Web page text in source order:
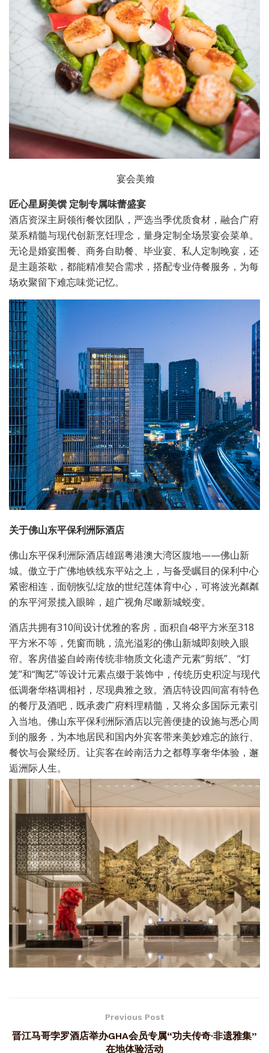
宴会美飨
匠心星厨美馔定制专属味蕾盛宴
酒店资深主厨领衔餐饮团队，严选当季优质食材，融合广府
菜系精髓与现代创新烹饪理念，量身定制全场景宴会菜单。
无论是婚宴围餐、商务自助餐、毕业宴、私人定制晚宴，还
是主题茶歇，都能精准契合需求，搭配专业侍餐服务，为每
场欢聚留下难忘味觉记忆。
关于佛山东平保利洲际酒店
佛山东平保利洲际酒店雄踞粤港澳大湾区腹地——佛山新
城。傲立于广佛地铁线东平站之上，与备受瞩目的保利中心
紧密相连，面朝恢弘绽放的世纪莲体育中心，可将波光粼粼
的东平河景揽入眼眸，超广视角尽瞰新城蜕变。
酒店共拥有310间设计优雅的客房，面积自48平方米至318
平方米不等，凭窗而眺，流光溢彩的佛山新城即刻映入眼
帘。客房借鉴自岭南传统非物质文化遗产元素“剪纸”、“灯
笼”和“陶艺”等设计元素点缀于装饰中，传统历史积淀与现代
低调奢华格调相衬，尽现典雅之致。酒店特设四间富有特色
的餐厅及酒吧，既承袭广府料理精髓，又将众多国际元素引
入当地。佛山东平保利洲际酒店以完善便捷的设施与悉心周
到的服务，为本地居民和国内外宾客带来美妙难忘的旅行、
餐饮与会聚经历。让宾客在岭南活力之都尊享奢华体验，邂
逅洲际人生。
Previous Post
晋江马哥孛罗酒店举办GHA会员专属“功夫传奇·非遗雅集”
在地体验活动